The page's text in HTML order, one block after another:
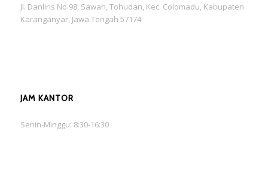
Jl. Danliris No.98, Sawah, Tohudan, Kec. Colomadu, Kabupaten
Karanganyar, Jawa Tengah 57174
JAM KANTOR
Senin-Minggu: 8:30-16:30